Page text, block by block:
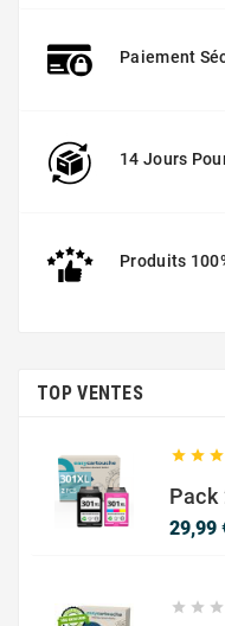
Paiement
14 Jours
Produits
TOP VENTES
  
29,99
  